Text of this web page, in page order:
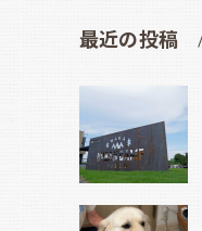
最近の投稿